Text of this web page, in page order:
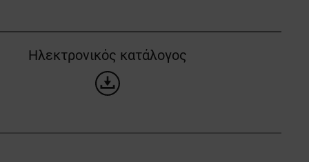
Ηλεκτρονικός κατάλογος